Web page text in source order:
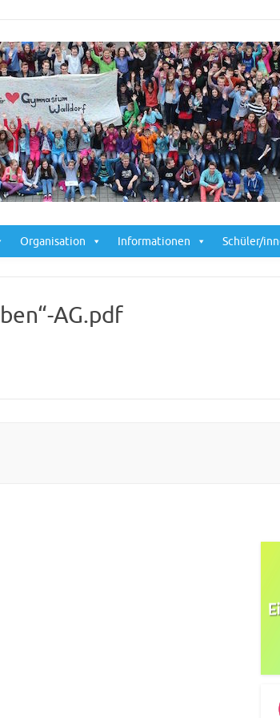
Organisation Informationen Schüler/
AG.pdf